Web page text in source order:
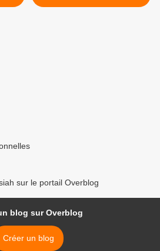
et
sur le portail Overblog
blog sur Overblog
Créer un blog